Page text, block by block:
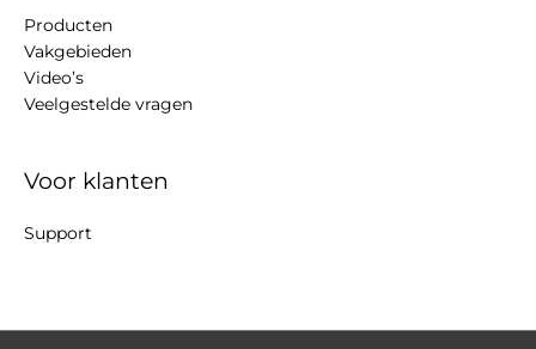
Producten
Vakgebieden
Video’s
Veelgestelde vragen
Voor klanten
Support